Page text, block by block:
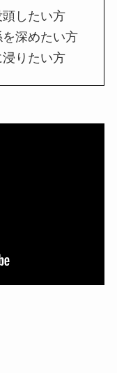
したい方
深めたい方
りたい方